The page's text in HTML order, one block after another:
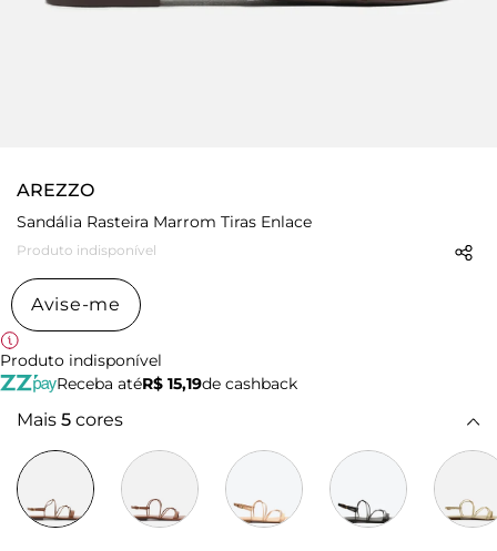
AREZZO
Sandália Rasteira Marrom Tiras Enlace
Produto indisponível
Avise-me
Produto indisponível
Receba atéR$ 15,19de cashback
Mais 5 cores